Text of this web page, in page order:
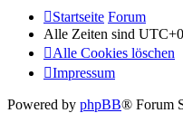
Startseite Forum
Alle Zeiten sind
Alle Cookies löschen
Impressum
Powered by phpBB® Forum